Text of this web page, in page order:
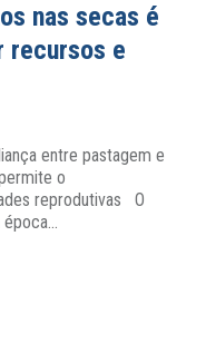
nas secas é
recursos e
entre pastagem e
o
reprodutivas O
época…